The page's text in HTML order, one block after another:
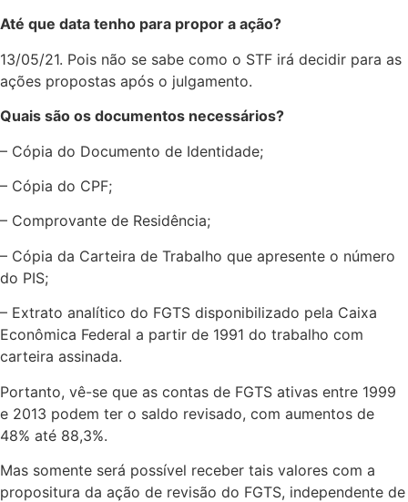
Até que data tenho para propor a ação?
13/05/21. Pois não se sabe como o STF irá decidir para as
ações propostas após o julgamento.
Quais são os documentos necessários?
– Cópia do Documento de Identidade;
– Cópia do CPF;
– Comprovante de Residência;
– Cópia da Carteira de Trabalho que apresente o número
do PIS;
– Extrato analítico do FGTS disponibilizado pela Caixa
Econômica Federal a partir de 1991 do trabalho com
carteira assinada.
Portanto, vê-se que as contas de FGTS ativas entre 1999
e 2013 podem ter o saldo revisado, com aumentos de
48% até 88,3%.
Mas somente será possível receber tais valores com a
propositura da ação de revisão do FGTS, independente de